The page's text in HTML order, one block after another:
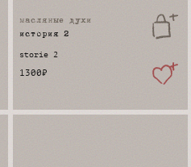
масляные духи
история 2
storie 2
1300₽